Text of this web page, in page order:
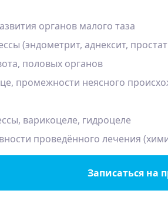
органов малого таза
(эндометрит, аднексит,
половых органов
промежности неясного
варикоцеле, гидроцеле
проведённого лечения
Записаться на